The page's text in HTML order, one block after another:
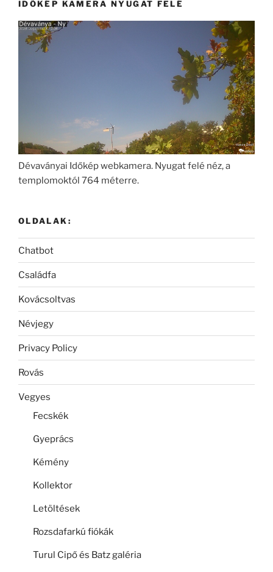
IDŐKÉP KAMERA NYUGAT FELÉ
Dévaványai Időkép webkamera. Nyugat felé néz, a
templomoktól 764 méterre.
OLDALAK:
Chatbot
Családfa
Kovácsoltvas
Névjegy
Privacy Policy
Rovás
Vegyes
Fecskék
Gyeprács
Kémény
Kollektor
Letöltések
Rozsdafarkú fiókák
Turul Cipő és Batz galéria